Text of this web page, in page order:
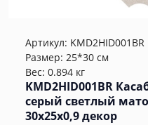
Артикул: KMD2HID001BR
Размер: 25*30 см
Вес: 0.894 кг
KMD2HID001BR
серый светлый
30x25x0,9 декор